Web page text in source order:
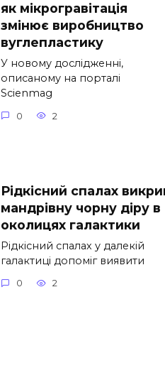
як мікрогравітація
змінює виробництво
вуглепластику
У новому дослідженні,
описаному на порталі
Scienmag
0 2
Рідкісний спалах
мандрівну чорну діру в
околицях галактики
Рідкісний спалах у далекій
галактиці допоміг виявити
0 2